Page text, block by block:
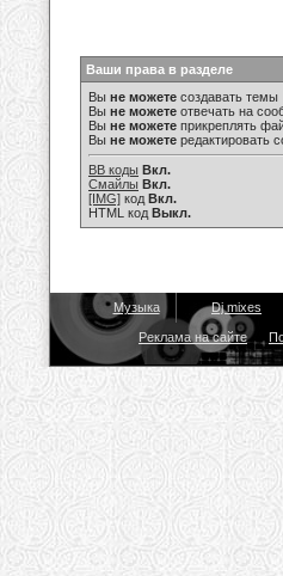
Ваши права в разделе
Вы не можете создавать темы
Вы не можете отвечать на
Вы не можете прикреплять
Вы не можете редактировать
BB коды Вкл.
Смайлы Вкл.
[IMG] код Вкл.
HTML код Выкл.
Музыка Dj mixes
Реклама на сайте